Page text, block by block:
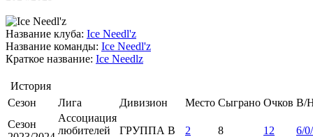
Название клуба: Ice Needl'z
Название команды: Ice Needl'z
Краткое название: Ice Needlz
История
Сезон
Лига Дивизион Место Сыграно Очков В/
Сезон
Ассоциация
любителей
ГРУППА B 2 8 12 6/